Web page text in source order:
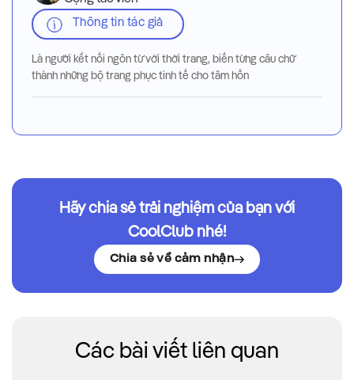
Thông tin tác giả
Là người kết nối ngôn từ với thời trang, biến từng câu chữ
thành những bộ trang phục tinh tế cho tâm hồn
Hãy chia sẻ trải nghiệm của bạn với
CoolClub nhé!
Chia sẻ về cảm nhận
Các bài viết liên quan